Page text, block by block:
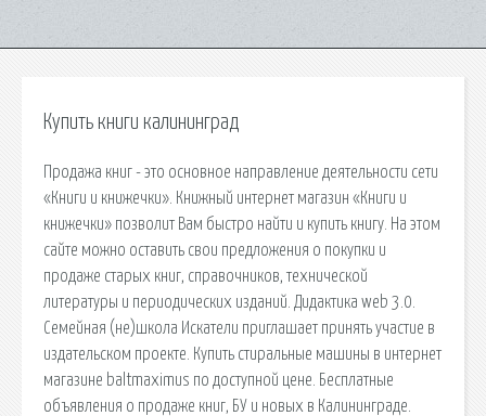
Купить книги калининград
Продажа книг - это основное направление деятельности сети
«Книги и книжечки». Книжный интернет магазин «Книги и
книжечки» позволит Вам быстро найти и купить книгу. На этом
сайте можно оставить свои предложения о покупки и
продаже старых книг, справочников, технической
литературы и периодических изданий. Дидактика web 3.0.
Семейная (не)школа Искатели приглашает принять участие в
издательском проекте. Купить стиральные машины в интернет
магазине baltmaximus по доступной цене. Бесплатные
объявления о продаже книг, БУ и новых в Калининграде.